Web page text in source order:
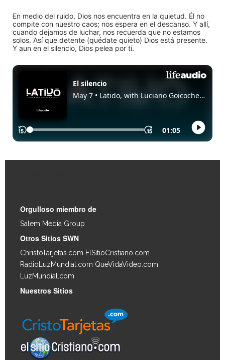
En medio del ruido, Dios nos encuentra en la quietud. Él no
compite con nuestro caos; nos espera en el descanso. Y allí,
cuando dejamos de luchar, nos recuerda que no estamos
solos. Así que detente (quédate quieto) Dios está presente.
Y aun en el silencio, Dios pelea por ti.
Orgulloso miembro de
Salem Media Group
Otros Sitios SWN
ChristoTarjetas.com ElSitioCristiano.com
RadioLuzMundial.com QueVidaVideo.com
LuzMundial.com
Nuestros Sitios